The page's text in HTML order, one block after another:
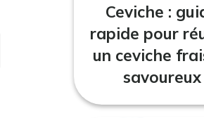
Ceviche :
rapide pour
un ceviche
savoureux